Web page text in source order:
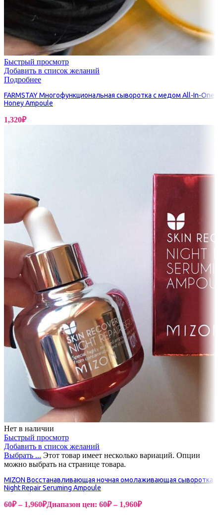
Быстрый просмотр
Добавить в список желаний
Подробнее
FARMSTAY Многофункциональная сыворотка с медом All-In-One
Honey Ampoule
1,320₽
Нет в наличии
Быстрый просмотр
Добавить в список желаний
Выбрать ... Этот товар имеет несколько вариаций. Опции
можно выбрать на странице товара.
MIZON Восстанавливающая ночная омолаживающая сыворотка
Night Repair Seruming Ampoule
60₽ – 1,960₽Диапазон цен: 60₽ – 1,960₽